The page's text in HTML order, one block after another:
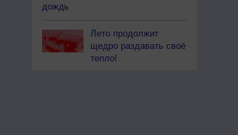
дождь
Лето продолжит
щедро раздавать своё
тепло!